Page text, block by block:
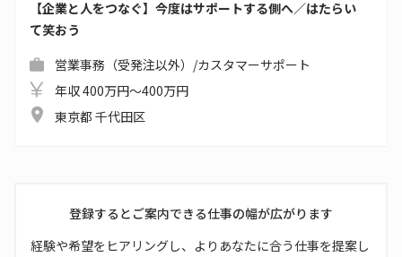
【企業と人をつなぐ】今度はサポートする側へ／はたらい
て笑おう
営業事務（受発注以外）/カスタマーサポート
年収 400万円～400万円
東京都 千代田区
登録するとご案内できる仕事の幅が広がります
経験や希望をヒアリングし、よりあなたに合う仕事を提案し